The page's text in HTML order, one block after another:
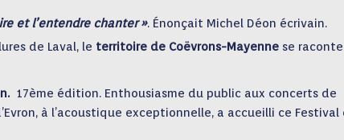
et l’entendre chanter ». Énonçait Michel Déon écrivain.
de Laval, le territoire de Coëvrons-Mayenne se
17ème édition. Enthousiasme du public aux concerts de
à l’acoustique exceptionnelle, a accueilli ce Festival